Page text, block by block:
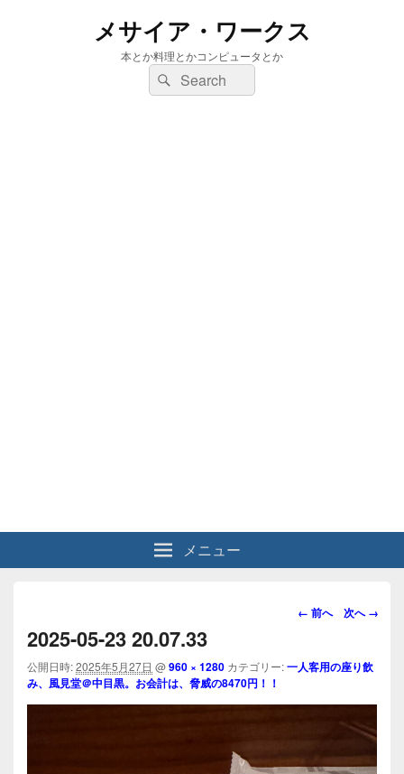
メサイア・ワークス
本とか料理とかコンピュータとか
検
索:
検
索
メニュー
画
ビ
ー
ン
← 前へ 次へ →
2025-05-23 20.07.33
公開日時:2025年5月27日 @960 × 1280 カテゴリー:一人客用の座り飲
み、風見堂＠中目黒。お会計は、脅威の8470円！！